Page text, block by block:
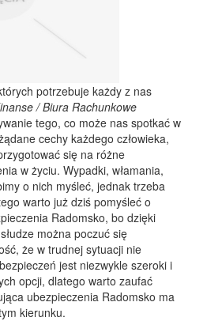
potrzebuje każdy z nas
/ Biura Rachunkowe
tego, co może nas spotkać w
cechy każdego człowieka,
się na różne
w życiu. Wypadki, włamania,
o nich myśleć, jednak trzeba
warto już dziś pomyśleć o
Radomsko, bo dzięki
można poczuć się
że w trudnej sytuacji nie
jest niezwykle szeroki i
opcji, dlatego warto zaufać
ubezpieczenia Radomsko ma
kierunku.